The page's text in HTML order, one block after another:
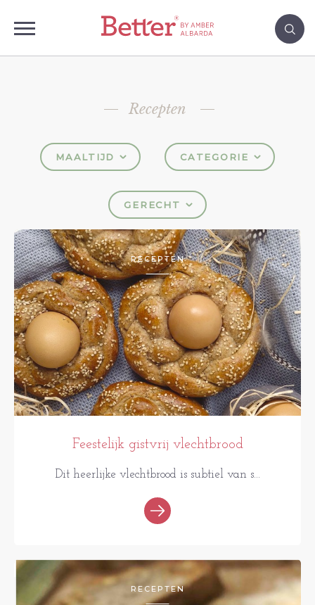
Recepten
MAALTIJD CATEGORIE
GERECHT
RECEPTEN
Feestelijk gistvrij vlechtbrood
Dit heerlijke vlechtbrood is subtiel van s...
RECEPTEN